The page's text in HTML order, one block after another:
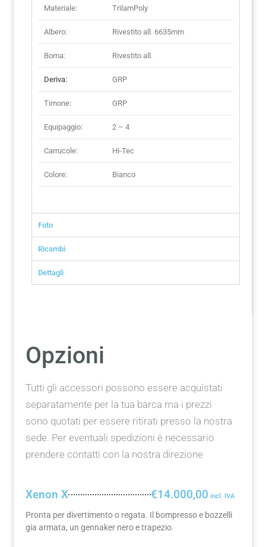
Materiale: TrilamPoly
Albero: Rivestito all. 6635mm
Boma: Rivestito all.
Deriva: GRP
Timone: GRP
Equipaggio: 2 – 4
Carrucole: Hi-Tec
Colore: Bianco
Foto
Ricambi
Dettagli
Opzioni
Tutti gli accessori possono essere acquistati
separatamente per la tua barca ma i prezzi
sono quotati per essere ritirati presso la nostra
sede. Per eventuali spedizioni è necessario
prendere contatti con la nostra direzione
Xenon X €14.000,00
Pronta per divertimento o regata. Il bompresso e bozzelli
gia armata, un gennaker nero e trapezio.